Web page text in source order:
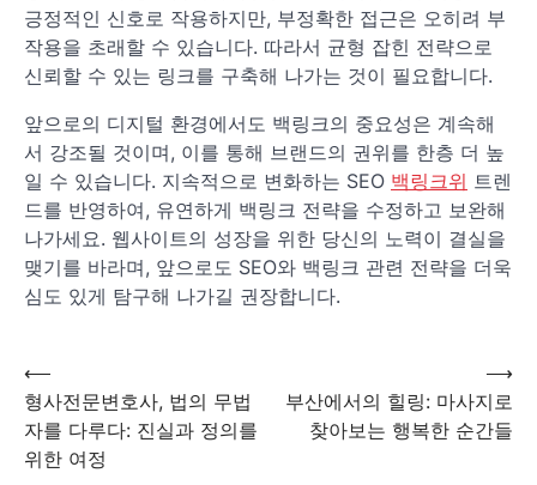
긍정적인 신호로 작용하지만, 부정확한 접근은 오히려 부
작용을 초래할 수 있습니다. 따라서 균형 잡힌 전략으로
신뢰할 수 있는 링크를 구축해 나가는 것이 필요합니다.
앞으로의 디지털 환경에서도 백링크의 중요성은 계속해
서 강조될 것이며, 이를 통해 브랜드의 권위를 한층 더 높
일 수 있습니다. 지속적으로 변화하는 SEO 백링크위 트렌
드를 반영하여, 유연하게 백링크 전략을 수정하고 보완해
나가세요. 웹사이트의 성장을 위한 당신의 노력이 결실을
맺기를 바라며, 앞으로도 SEO와 백링크 관련 전략을 더욱
심도 있게 탐구해 나가길 권장합니다.
글
탐
⟵
형사전문변호사, 법의 무법
자를 다루다: 진실과 정의를
위한 여정
부산에서의 힐링: 마사지로
찾아보는 행복한 순간들
⟶